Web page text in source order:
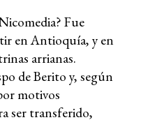
Fue
en Antioquía, y en
arrianas.
de Berito y, según
motivos
ser transferido,